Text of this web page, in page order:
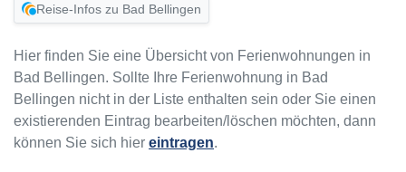
Reise-Infos zu Bad Bellingen
Hier finden Sie eine Übersicht von Ferienwohnungen in
Bad Bellingen. Sollte Ihre Ferienwohnung in Bad
Bellingen nicht in der Liste enthalten sein oder Sie einen
existierenden Eintrag bearbeiten/löschen möchten, dann
können Sie sich hier eintragen.